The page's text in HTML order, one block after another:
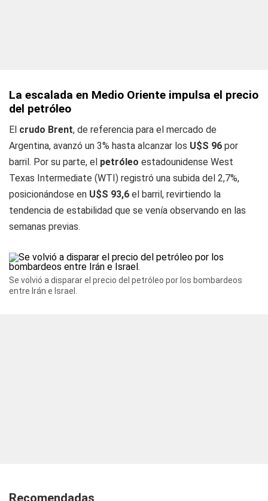
La escalada en Medio Oriente impulsa el precio
del petróleo
El crudo Brent, de referencia para el mercado de
Argentina, avanzó un 3% hasta alcanzar los U$S 96 por
barril. Por su parte, el petróleo estadounidense West
Texas Intermediate (WTI) registró una subida del 2,7%,
posicionándose en U$S 93,6 el barril, revirtiendo la
tendencia de estabilidad que se venía observando en las
semanas previas.
Se volvió a disparar el precio del petróleo por los bombardeos
entre Irán e Israel.
Recomendadas